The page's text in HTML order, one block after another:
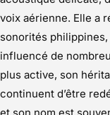
voix aérienne. Elle a
sonorités
influencé de
plus active, son
continuent d’être